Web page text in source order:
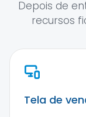
Depois de
recursos
Tela de